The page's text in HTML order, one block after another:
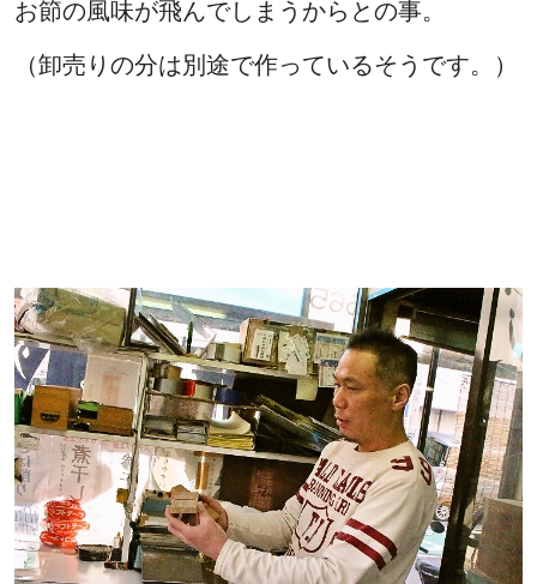
お節の風味が飛んでしまうからとの事。
（卸売りの分は別途で作っているそうです。）